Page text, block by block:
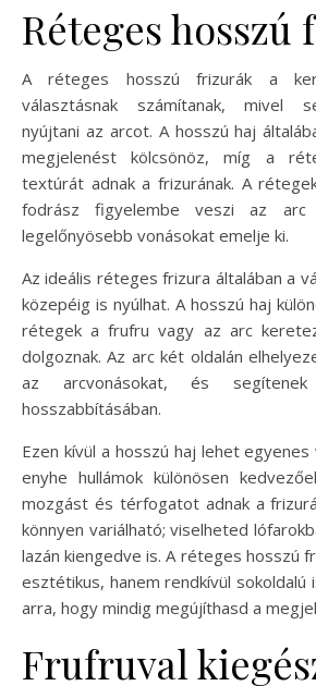
Réteges
A réteges hosszú frizurák a
választásnak számítanak, mivel
nyújtani az arcot. A hosszú haj
megjelenést kölcsönöz, míg a
textúrát adnak a frizurának. A
fodrász figyelembe veszi az
legelőnyösebb vonásokat emelje ki.
Az ideális réteges frizura általában a
közepéig is nyúlhat. A hosszú haj
rétegek a frufru vagy az arc
dolgoznak. Az arc két oldalán
az arcvonásokat, és
hosszabbításában.
Ezen kívül a hosszú haj lehet egyenes
enyhe hullámok különösen
mozgást és térfogatot adnak a
könnyen variálható; viselheted
lazán kiengedve is. A réteges hosszú
esztétikus, hanem rendkívül
arra, hogy mindig megújíthasd a
Frufruval